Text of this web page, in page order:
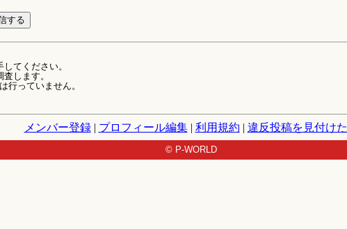
てください。
します。
行っていません。
メンバー登録| プロフィール編集| 利用規約 | 違反投稿を見付け
© P-WORLD